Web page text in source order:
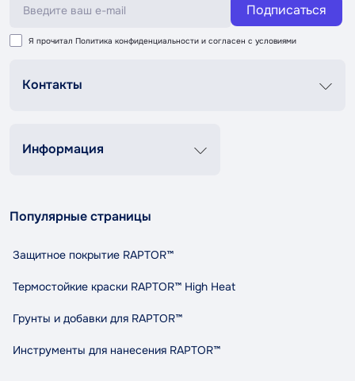
Подписаться
Я прочитал Политика конфиденциальности и согласен с условиями
Контакты
Сб-Вс 9:00-18:00
Информация
Доставка и оплата
Политика конфиденциальности
Правила и условия пользования
Индикативный расход RAPTOR
Бренды
Популярные страницы
Защитное покрытие RAPTOR™
Термостойкие краски RAPTOR™ High Heat
Грунты и добавки для RAPTOR™
Инструменты для нанесения RAPTOR™